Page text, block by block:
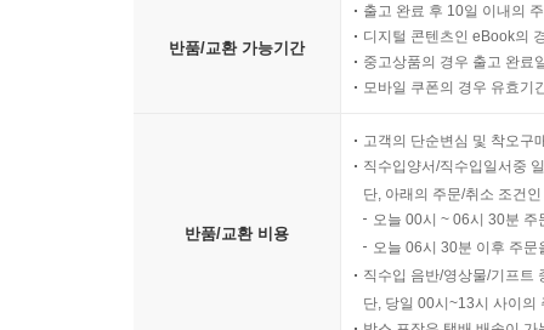
반품/교환 가능기간
출고 완료 후 10일 이내의
디지털 콘텐츠인 eBook의
중고상품의 경우 출고 완료
모바일 쿠폰의 경우 유효기
반품/교환 비용
고객의 단순변심 및 착오구
직수입양서/직수입일서중
단, 아래의 주문/취소 조건
오늘 00시 ~ 06시 30분
오늘 06시 30분 이후 주
직수입 음반/영상물/기프트
단, 당일 00시~13시 사이의